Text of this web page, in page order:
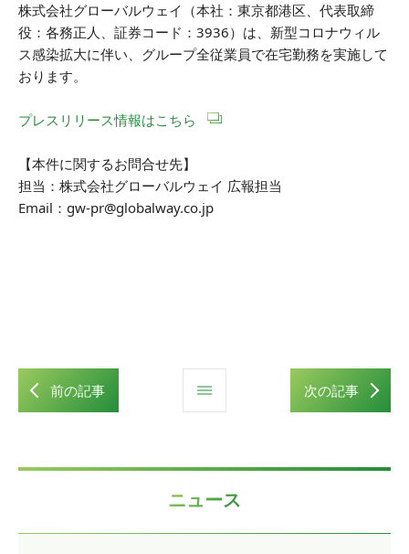
株式会社グローバルウェイ（本社：東京都港区、代表取締
役：各務正人、証券コード：3936）は、新型コロナウィル
ス感染拡大に伴い、グループ全従業員で在宅勤務を実施して
おります。
プレスリリース情報はこちら
【本件に関するお問合せ先】
担当：株式会社グローバルウェイ 広報担当
Email：gw-pr@globalway.co.jp
前の記事 次の記事
ニュース